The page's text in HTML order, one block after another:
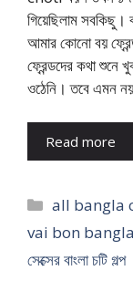
গিয়েছিলাম সবকিছু।
আমার কোনো বয়
ফ্রেন্ডদের কথা
ওঠেনি। তবে এমন
Read more
Categories
all bangla
vai bon
সেক্সের বাংলা চটি গল্প